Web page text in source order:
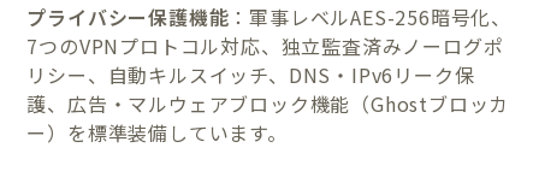
プライバシー保護機能 ：軍事レベルAES-256暗号化、
7つのVPNプロトコル対応、独立監査済みノーログポ
リシー、自動キルスイッチ、DNS・IPv6リーク保
護、広告・マルウェアブロック機能（Ghostブロッカ
ー）を標準装備しています。